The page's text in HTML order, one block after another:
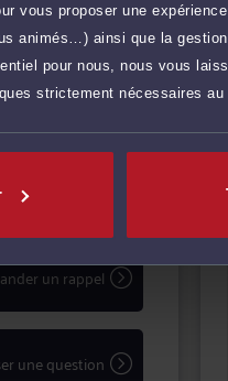
vous proposer une
animés…) ainsi que la
pour nous, nous vous
strictement nécessaires
Prendre RDV
Prendre RDV
un rappel
une question